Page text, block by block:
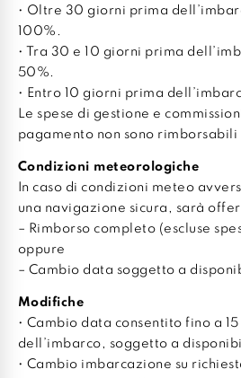
• Oltre 30 giorni prima
100%.
• Tra 30 e 10 giorni prima
50%.
• Entro 10 giorni prima
Le spese di gestione e
pagamento non sono rimborsabili
Condizioni meteorologiche
In caso di condizioni meteo
una navigazione sicura, sarà
– Rimborso completo (escluse
oppure
– Cambio data soggetto a
Modifiche
• Cambio data consentito fino a
dell’imbarco, soggetto a
• Cambio imbarcazione su